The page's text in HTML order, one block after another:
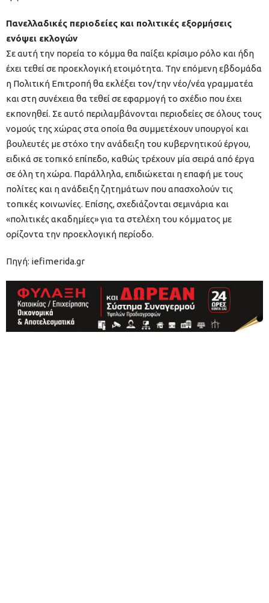
Πανελλαδικές περιοδείες και πολιτικές εξορμήσεις
ενόψει εκλογών
Σε αυτή την πορεία το κόμμα θα παίξει κρίσιμο ρόλο και ήδη
έχει τεθεί σε προεκλογική ετοιμότητα. Την επόμενη εβδομάδα
η Πολιτική Επιτροπή θα εκλέξει τον/την νέο/νέα γραμματέα
και στη συνέχεια θα τεθεί σε εφαρμογή το σχέδιο που έχει
εκπονηθεί. Σε αυτό περιλαμβάνονται περιοδείες σε όλους τους
νομούς της χώρας στα οποία θα συμμετέχουν υπουργοί και
βουλευτές με στόχο την ανάδειξη του κυβερνητικού έργου,
ειδικά σε τοπικό επίπεδο, καθώς τρέχουν μία σειρά από έργα
σε όλη τη χώρα. Παράλληλα, επιδιώκεται η επαφή με τους
πολίτες και η ανάδειξη ζητημάτων που απασχολούν τις
τοπικές κοινωνίες. Επίσης, σχεδιάζονται σεμινάρια και
«πολιτικές ακαδημίες» για τα στελέχη του κόμματος με
ορίζοντα την προεκλογική περίοδο.
Πηγή: iefimerida.gr